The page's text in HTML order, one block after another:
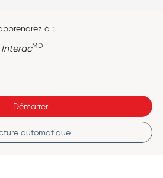
à :
InteracMD
Démarrer
automatique